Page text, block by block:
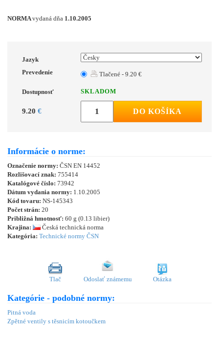
NORMAvydaná dňa 1.10.2005
Jazyk
Prevedenie
Tlačené - 9.20 €
Dostupnosť SKLADOM
9.20 € DO KOŠÍKA
Informácie o norme:
Označenie normy: ČSN EN 14452
Rozlišovací znak: 755414
Katalógové číslo: 73942
Dátum vydania normy: 1.10.2005
Kód tovaru: NS-145343
Počet strán: 20
Približná hmotnosť: 60 g (0.13 libier)
Krajina:
Česká technická norma
Kategória: Technické normy ČSN
Tlač Odoslať známemu Otázka
Kategórie - podobné normy:
Pitná voda
Zpětné ventily s těsnicím kotoučkem